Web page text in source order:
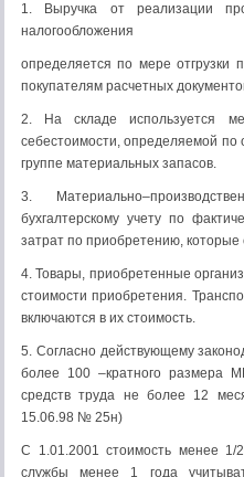
1. Выручка от реализации
налогообложения
определяется по мере отгрузки
покупателям расчетных
2. На складе используется
себестоимости, определяемой по
группе материальных запасов.
3.
бухгалтерскому учету по
затрат по приобретению, которые
4. Товары, приобретенные
стоимости приобретения.
включаются в их стоимость.
5. Согласно действующему
более 100 –кратного размера
средств труда не более 12
15.06.98 № 25н)
С 1.01.2001 стоимость менее 1/
службы менее 1 года